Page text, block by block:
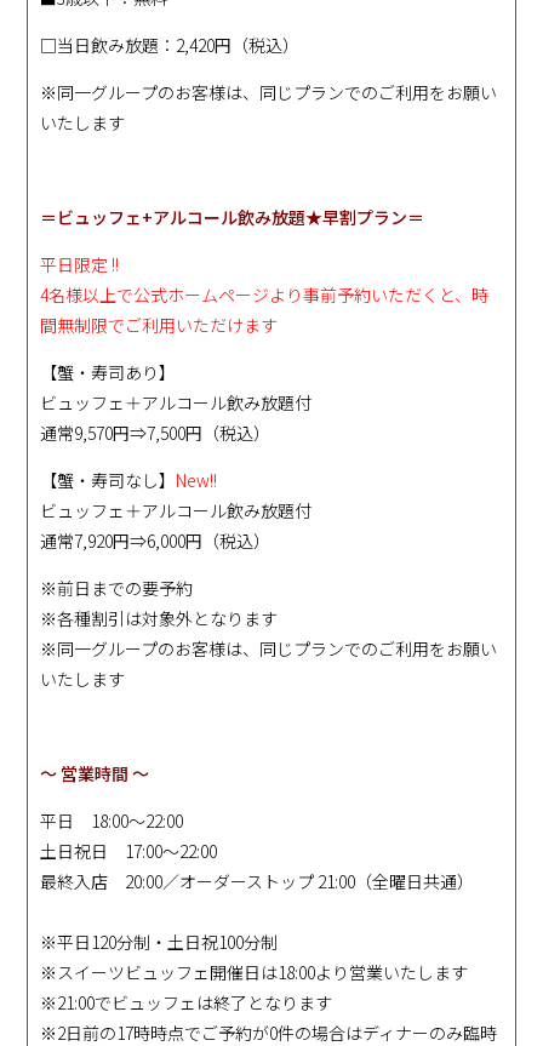
□当日飲み放題：2,420円（税込）
※同一グループのお客様は、同じプランでのご利用をお願い
いたします
＝ビュッフェ+アルコール飲み放題★早割プラン＝
平日限定 !!
4名様以上で公式ホームページより事前予約いただくと、時
間無制限でご利用いただけます
【蟹・寿司あり】
ビュッフェ＋アルコール飲み放題付
通常9,570円⇒7,500円（税込）
【蟹・寿司なし】 New!!
ビュッフェ＋アルコール飲み放題付
通常7,920円⇒6,000円（税込）
※前日までの要予約
※各種割引は対象外となります
※同一グループのお客様は、同じプランでのご利用をお願い
いたします
～ 営業時間 ～
平日 18:00～22:00
土日祝日 17:00～22:00
最終入店 20:00／オーダーストップ 21:00（全曜日共通）
※平日120分制・土日祝100分制
※スイーツビュッフェ開催日は18:00より営業いたします
※21:00でビュッフェは終了となります
※2日前の17時時点でご予約が0件の場合はディナーのみ臨時